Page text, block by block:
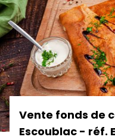
Vente fonds de
Escoublac - réf.